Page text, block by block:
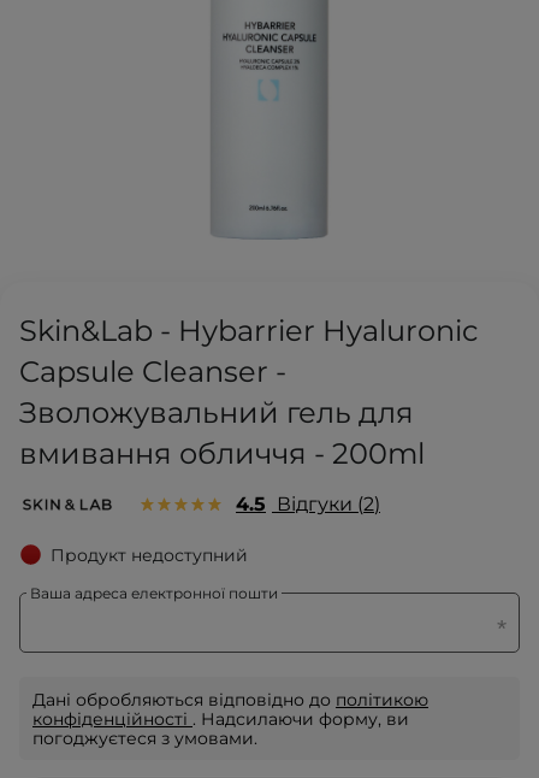
Skin&Lab - Hybarrier Hyaluronic
Capsule Cleanser -
Зволожувальний гель для
вмивання обличчя - 200ml
4.5 Відгуки 2
Продукт недоступний
Ваша адреса електронної пошти
Дані обробляються відповідно до політикою
конфіденційності . Надсилаючи форму, ви
погоджуєтеся з умовами.